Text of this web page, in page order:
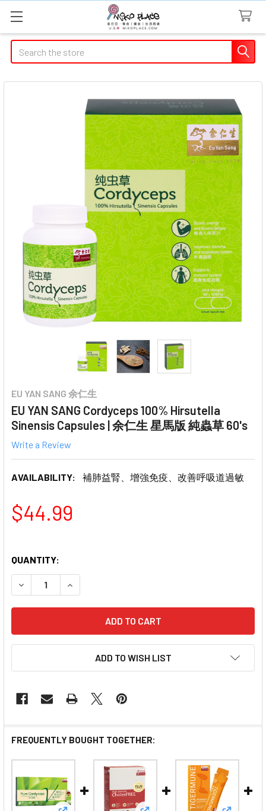
Search
EU YAN SANG 余仁生
EU YAN SANG Cordyceps 100% Hirsutella
Sinensis Capsules | 余仁生 星馬版 純蟲草 60's
Write a Review
AVAILABILITY: 補肺益腎、增強免疫、改善呼吸道過敏
$44.99
QUANTITY:
DECREASE QUANTITY OF EU YAN SANG CORDYCEPS
INCREASE QUANTITY OF EU YAN SANG
ADD TO WISH LIST
FREQUENTLY BOUGHT TOGETHER: